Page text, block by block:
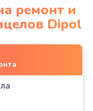
ремонт и
Dipol